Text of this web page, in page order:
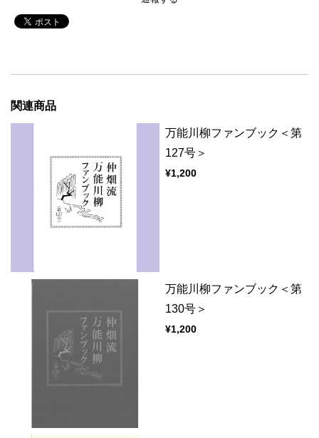
関連商品
万能川柳ファンブック＜第
127号＞
¥1,200
万能川柳ファンブック＜第
130号＞
¥1,200